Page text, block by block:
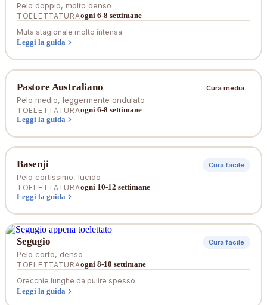
Pelo doppio, molto denso
TOELETTATURAogni 6-8 settimane
Muta stagionale molto intensa
Leggi la guida
Pastore Australiano Cura media
Pelo medio, leggermente ondulato
TOELETTATURAogni 6-8 settimane
Leggi la guida
Basenji Cura facile
Pelo cortissimo, lucido
TOELETTATURAogni 10-12 settimane
Leggi la guida
Segugio Cura facile
Pelo corto, denso
TOELETTATURAogni 8-10 settimane
Orecchie lunghe da pulire spesso
Leggi la guida